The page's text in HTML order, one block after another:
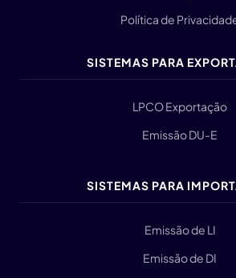
Política de
SISTEMAS PARA
LPCO Exportação
Emissão DU-E
SISTEMAS PARA
Emissão de LI
Emissão de DI